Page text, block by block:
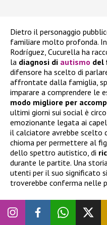
Dietro il personaggio
familiare molto profonda.
Rodríguez, Cucurella ha
la diagnosi di autismo del
difensore ha scelto di
affrontate dalla famiglia,
imparare a comprendere le
modo migliore per
ultimi giorni sui social è
emozionante legata ai
il calciatore avrebbe scelto
chioma per permettere al
dello spettro autistico, di
durante le partite. Una
utenti per il suo significato
troverebbe conferma nelle